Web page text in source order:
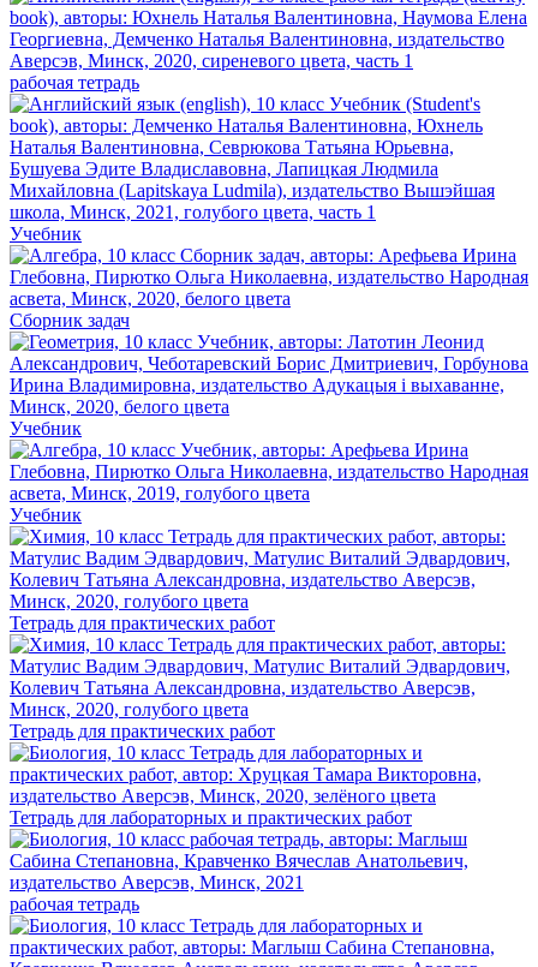
рабочая тетрадь
Учебник
Сборник задач
Учебник
Учебник
Тетрадь для практических работ
Тетрадь для практических работ
Тетрадь для лабораторных и практических работ
рабочая тетрадь